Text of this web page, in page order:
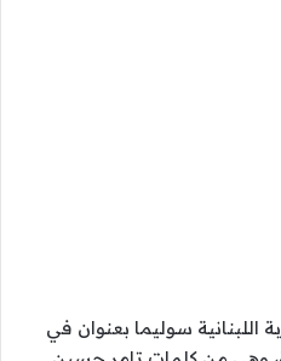
اللبنانية سوليما بعنوان في